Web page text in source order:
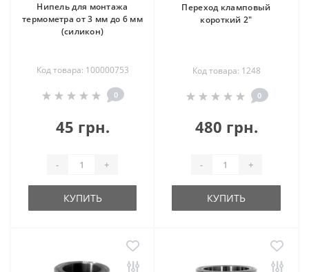
Нипель для монтажа
термометра от 3 мм до 6 мм
(силикон)
Код товара: 100000753
0
45 грн.
- +
КУПИТЬ
Переход кламповый
короткий 2"
Код товара: 1248
0
480 грн.
- +
КУПИТЬ